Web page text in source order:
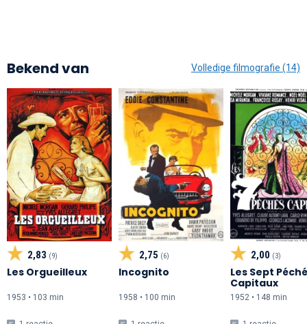
Bekend van Volledige filmografie (14)
2,83 (9)
Les Orgueilleux
1953 • 103 min
2,75 (6)
Incognito
1958 • 100 min
2,00 (3)
Les Sept
Capitaux
1952 • 148 min